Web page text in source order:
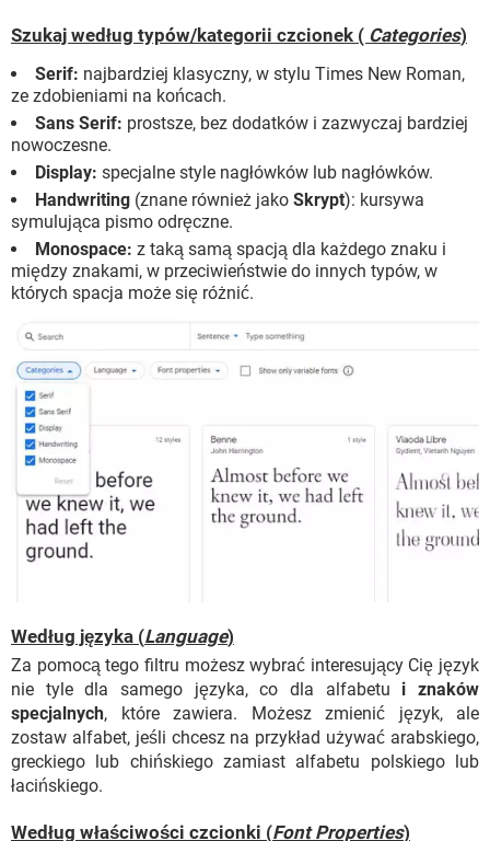
Szukaj według typów/kategorii czcionek ( Categories)
Serif: najbardziej klasyczny, w stylu Times New Roman,
ze zdobieniami na końcach.
Sans Serif: prostsze, bez dodatków i zazwyczaj bardziej
nowoczesne.
Display: specjalne style nagłówków lub nagłówków.
Handwriting (znane również jako Skrypt): kursywa
symulująca pismo odręczne.
Monospace: z taką samą spacją dla każdego znaku i
między znakami, w przeciwieństwie do innych typów, w
których spacja może się różnić.
Według języka (Language)
Za pomocą tego filtru możesz wybrać interesujący Cię język
nie tyle dla samego języka, co dla alfabetu i znaków
specjalnych, które zawiera. Możesz zmienić język, ale
zostaw alfabet, jeśli chcesz na przykład używać arabskiego,
greckiego lub chińskiego zamiast alfabetu polskiego lub
łacińskiego.
Według właściwości czcionki (Font Properties)